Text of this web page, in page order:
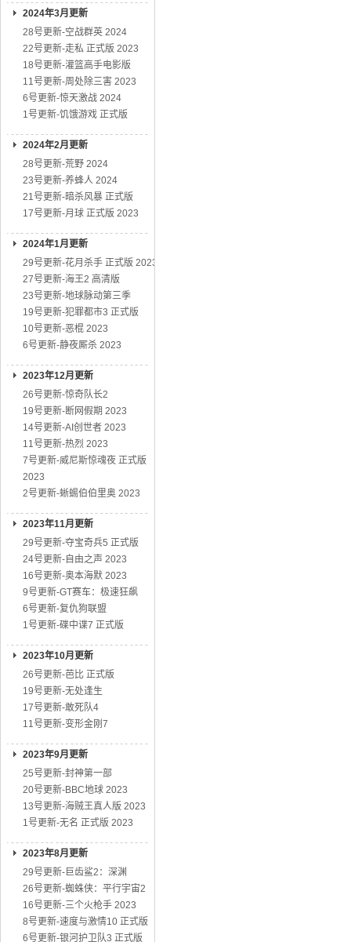
2024年3月更新
28号更新-空战群英 2024
22号更新-走私 正式版 2023
18号更新-灌篮高手电影版
11号更新-周处除三害 2023
6号更新-惊天激战 2024
1号更新-饥饿游戏 正式版
2024年2月更新
28号更新-荒野 2024
23号更新-养蜂人 2024
21号更新-暗杀风暴 正式版
17号更新-月球 正式版 2023
2024年1月更新
29号更新-花月杀手 正式版 2023
27号更新-海王2 高清版
23号更新-地球脉动第三季
19号更新-犯罪都市3 正式版
10号更新-恶棍 2023
6号更新-静夜厮杀 2023
2023年12月更新
26号更新-惊奇队长2
19号更新-断网假期 2023
14号更新-AI创世者 2023
11号更新-热烈 2023
7号更新-威尼斯惊魂夜 正式版
2023
2号更新-蜥蜴伯伯里奥 2023
2023年11月更新
29号更新-夺宝奇兵5 正式版
24号更新-自由之声 2023
16号更新-奥本海默 2023
9号更新-GT赛车：极速狂飙
6号更新-复仇狗联盟
1号更新-碟中谍7 正式版
2023年10月更新
26号更新-芭比 正式版
19号更新-无处逢生
17号更新-敢死队4
11号更新-变形金刚7
2023年9月更新
25号更新-封神第一部
20号更新-BBC地球 2023
13号更新-海贼王真人版 2023
1号更新-无名 正式版 2023
2023年8月更新
29号更新-巨齿鲨2：深渊
26号更新-蜘蛛侠：平行宇宙2
16号更新-三个火枪手 2023
8号更新-速度与激情10 正式版
6号更新-银河护卫队3 正式版